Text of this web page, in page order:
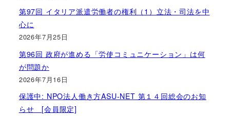
第97回 イタリア派遣労働者の権利（1）立法・司法を中
心に
2026年7月25日
第96回 政府が進める「労使コミュニケーション」は何
が問題か
2026年7月16日
保護中: NPO法人働き方ASU-NET 第１４回総会のお知
らせ [会員限定]